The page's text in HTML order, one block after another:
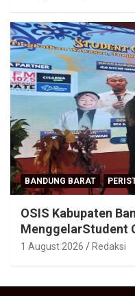
BANDUNG BARAT
OSIS Kabupaten
MenggelarStudent
1 August 2026 Redaksi